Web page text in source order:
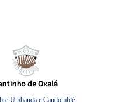
Umbanda e Candomblé